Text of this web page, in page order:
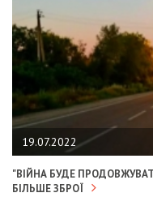
19.07.2022
"ВІЙНА БУДЕ
БІЛЬШЕ ЗБРОЇ